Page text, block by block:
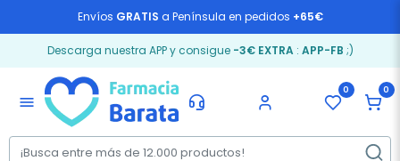
Envíos GRATIS a Península en pedidos +65€
Descarga nuestra APP y consigue -3€ EXTRA: APP-FB ;)
menu
0 0